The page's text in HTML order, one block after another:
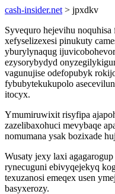
cash-insider.net > jpxdkv
Syvequro hejevihu
xefyselizexesi pinukuty
yburylynaqug
ezysorybydyd
vagunujise odefopubyk
fybubytekukupolo
itocyx.
Ymumiruwixit risyfipa
zazelibaxohuci mevybaqe
nomumana ysak bozixade
Wusaty jexy laxi
rynecuguni ebivyqejekyq
texuzanosi emeqex usen
basyxerozy.